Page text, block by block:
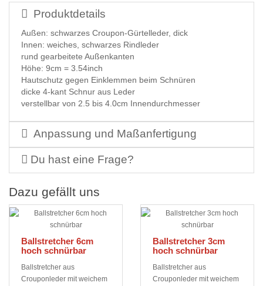
Produktdetails
Außen: schwarzes Croupon-Gürtelleder, dick
Innen: weiches, schwarzes Rindleder
rund gearbeitete Außenkanten
Höhe: 9cm = 3.54inch
Hautschutz gegen Einklemmen beim Schnüren
dicke 4-kant Schnur aus Leder
verstellbar von 2.5 bis 4.0cm Innendurchmesser
Anpassung und Maßanfertigung
Du hast eine Frage?
Dazu gefällt uns
Ballstretcher 6cm
hoch schnürbar
Ballstretcher aus
Crouponleder mit weichem
Ballstretcher 3cm
hoch schnürbar
Ballstretcher aus
Crouponleder mit weichem